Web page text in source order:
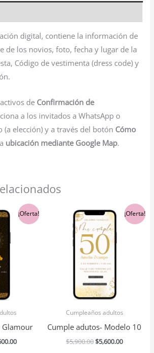
digital, contiene la información de
de los novios, foto, fecha y lugar de la
Código de vestimenta (dress code) y
de Confirmación de
a los invitados a WhatsApp o
(a elección) y a través del botón Cómo
ubicación mediante Google Map.
¡Oferta!
Glamour
El
precio
actual
¡Oferta!
Cumpleaños adultos
Cumple adutos- Modelo 10
$5,900.00
El
precio
original
era:
$5,900.00.
$5,600.00
El
precio
actual